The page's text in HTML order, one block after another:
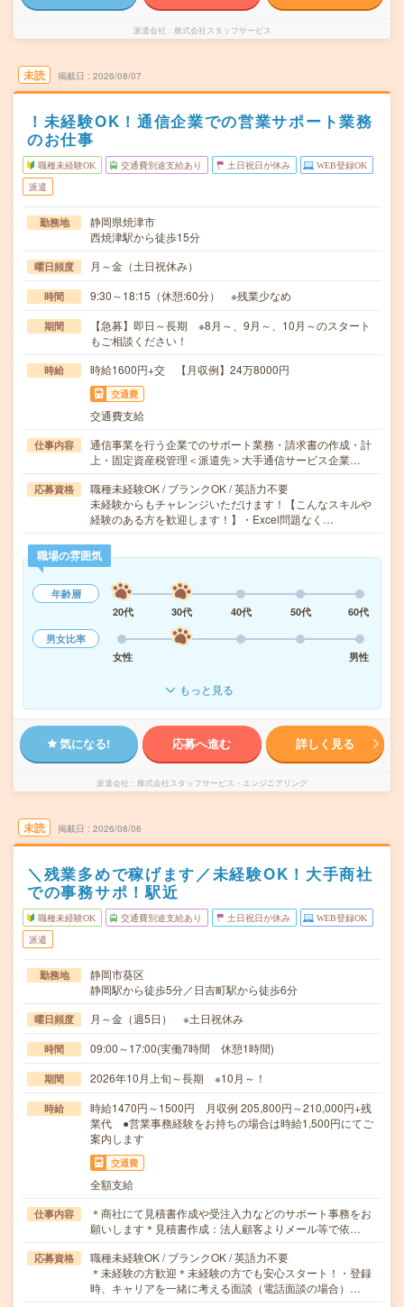
派遣会社 株式会社スタッフサービス
未読 掲載日 2026/08/07
！未経験OK！通信企業での営業サポート業務
のお仕事
職種未経験OK 交通費別途支給あり 土日祝日が休み WEB登録OK
派遣
勤務地
静岡県焼津市
西焼津駅から徒歩15分
曜日頻度 月～金（土日祝休み）
時間 9:30～18:15（休憩:60分） ※残業少なめ
期間
【急募】即日～長期 ※8月～、9月～、10月～のスタート
もご相談ください！
時給 時給1600円+交 【月収例】24万8000円
交通費
交通費支給
仕事内容
通信事業を行う企業でのサポート業務・請求書の作成・計
上・固定資産税管理＜派遣先＞大手通信サービス企業…
応募資格
職種未経験OK / ブランクOK / 英語力不要
未経験からもチャレンジいただけます！【こんなスキルや
経験のある方を歓迎します！】・Excel問題なく…
職場の雰囲気
年齢層
20代
30代 40代 50代
60代
男女比率
女性
男性
もっと見る
気になる! 応募へ進む 詳しく見る
派遣会社 株式会社スタッフサービス・エンジニアリング
未読 掲載日 2026/08/06
＼残業多めで稼げます／未経験OK！大手商社
での事務サポ！駅近
職種未経験OK 交通費別途支給あり 土日祝日が休み WEB登録OK
派遣
勤務地
静岡市葵区
静岡駅から徒歩5分／日吉町駅から徒歩6分
曜日頻度 月～金（週5日） ※土日祝休み
時間 09:00～17:00(実働7時間 休憩1時間)
期間 2026年10月上旬～長期 ※10月～！
時給
時給1470円～1500円 月収例 205,800円～210,000円+残
業代 ●営業事務経験をお持ちの場合は時給1,500円にてご
案内します
交通費
全額支給
仕事内容
＊商社にて見積書作成や受注入力などのサポート事務をお
願いします＊見積書作成：法人顧客よりメール等で依…
応募資格
職種未経験OK / ブランクOK / 英語力不要
＊未経験の方歓迎＊未経験の方でも安心スタート！・登録
時、キャリアを一緒に考える面談（電話面談の場合）…